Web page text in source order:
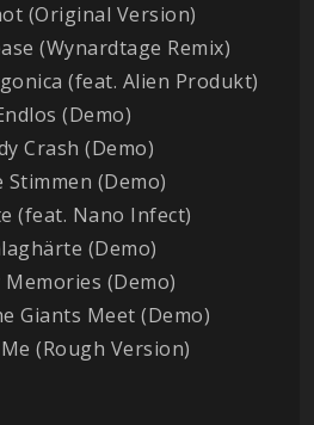
(Original Version)
(Wynardtage Remix)
(feat. Alien Produkt)
(Demo)
Crash (Demo)
Stimmen (Demo)
(feat. Nano Infect)
(Demo)
Memories (Demo)
Giants Meet (Demo)
(Rough Version)